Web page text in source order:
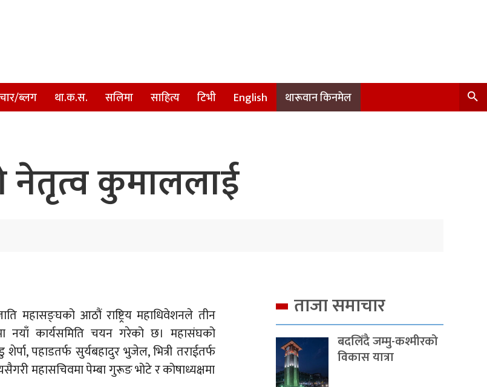
ब्लग था.क.स. सलिमा साहित्य टिभी English थारूवान किनमेल
नेतृत्व कुमाललाई
महासङ्घको आठौं राष्ट्रिय महाधिवेशनले तीन
नयाँ कार्यसमिति चयन गरेको छ। महास‍ंघको
पहाडतर्फ सुर्यबहादुर भुजेल, भित्री तराईतर्फ
महासचिवमा पेम्बा गुरूङ भोटे र कोषाध्यक्षमा
ताजा समाचार
बदलिँदै जम्मु-कश्मीरको
विकास यात्रा